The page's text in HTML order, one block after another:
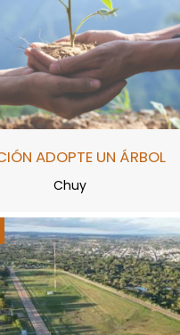
ADOPTE UN ÁRBOL
Chuy